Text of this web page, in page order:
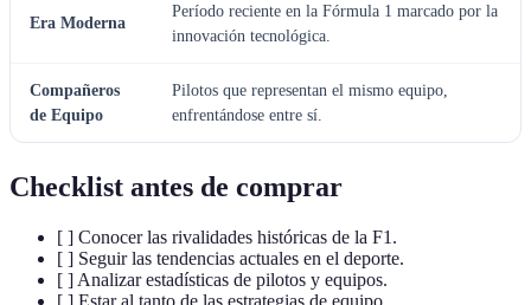
Era Moderna
Período reciente en la Fórmula 1 marcado por la
innovación tecnológica.
Compañeros
de Equipo
Pilotos que representan el mismo equipo,
enfrentándose entre sí.
Checklist antes de comprar
[ ] Conocer las rivalidades históricas de la F1.
[ ] Seguir las tendencias actuales en el deporte.
[ ] Analizar estadísticas de pilotos y equipos.
[ ] Estar al tanto de las estrategias de equipo.